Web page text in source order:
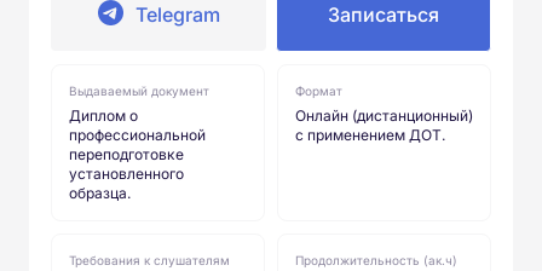
Telegram Записаться
Выдаваемый документ
Диплом о
профессиональной
переподготовке
установленного
образца.
Формат
Онлайн (дистанционный)
с применением ДОТ.
Требования к слушателям Продолжительность (ак.ч)